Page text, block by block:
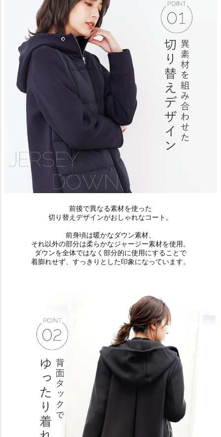
前後で異なる素材を使った
切り替えデザインがおしゃれなコート。
前身頃は暖かなダウン素材、
それ以外の部分は柔らかなジャージー素材を使用。
ダウンを全体ではなく部分的に使用にすることで
着膨れせず、すっきりとした印象になっています。